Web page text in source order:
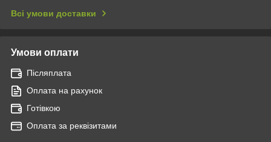
Всі умови доставки
Умови оплати
Післяплата
Оплата на рахунок
Готівкою
Оплата за реквізитами